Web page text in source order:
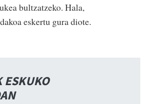
bultzatzeko. Hala,
eskertu gura diote.
ESKUKO